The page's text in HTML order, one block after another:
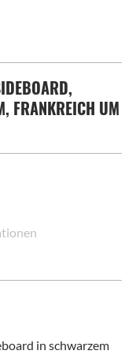
FRANKREICH UM
in schwarzem